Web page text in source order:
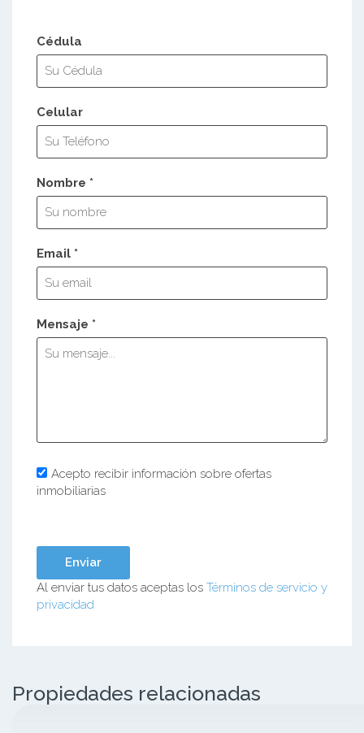
Cédula
Celular
Nombre *
Email *
Mensaje *
Acepto recibir información sobre ofertas
inmobiliarias
Al enviar tus datos aceptas los Términos de servicio y
privacidad
Propiedades relacionadas